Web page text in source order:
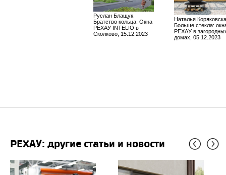
Руслан Блащук.
Братство кольца. Окна
РЕХАУ INTELIO в
Сколково, 15.12.2023
Наталья
Больше стекла:
РЕХАУ в
домах, 05.12.2023
РЕХАУ: другие статьи и новости